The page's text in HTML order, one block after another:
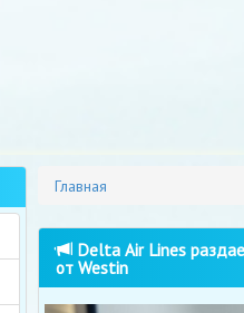
Главная
Delta Air Lines
от Westin